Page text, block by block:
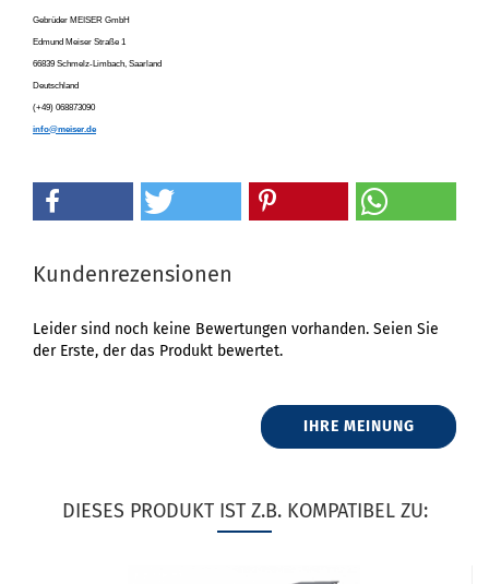
Gebrüder MEISER GmbH
Edmund Meiser Straße 1
66839 Schmelz-Limbach, Saarland
Deutschland
(+49) 068873090
info@meiser.de
Kundenrezensionen
Leider sind noch keine Bewertungen vorhanden. Seien Sie
der Erste, der das Produkt bewertet.
IHRE MEINUNG
DIESES PRODUKT IST Z.B. KOMPATIBEL ZU: